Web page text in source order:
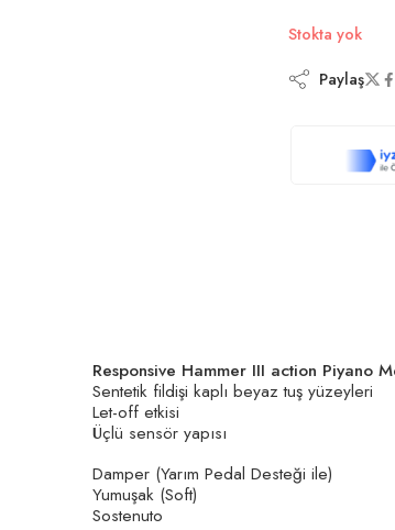
Stokta yok
Paylaş
Responsive Hammer III action Piyano
Sentetik fildişi kaplı beyaz tuş yüzeyleri
Let-off etkisi
Üçlü sensör yapısı
Damper (Yarım Pedal Desteği ile)
Yumuşak (Soft)
Sostenuto